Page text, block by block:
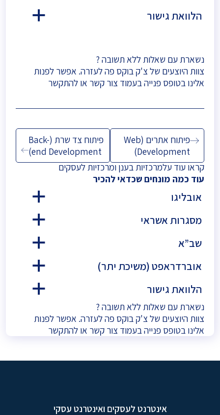
a
הלוואת גישור
נשארת עם שאלות ללא תשובה ?
צוות היוצעים של צ'ק בוקס פה לעזרה. אפשר לפנות
אלינו בטופס פנייה בעמוד צור קשר או להתקשר
ניווט
פיתוח אתרים (Web
Development)
פיתוח צד שרת (Back-
end Development)
קראו עוד עלמרכזיות בענן ומרכזיות לעסקים
עוד כמה מונחים שכדאי להכיר
a
אובליגו
a
מסגרות אשראי
a
שב”א
a
אוברדראפט (משיכת יתר)
a
הלוואת גישור
נשארת עם שאלות ללא תשובה ?
צוות היוצעים של צ'ק בוקס פה לעזרה. אפשר לפנות
אלינו בטופס פנייה בעמוד צור קשר או להתקשר
אינטרנט לעסקים ואינטרנט עסקי